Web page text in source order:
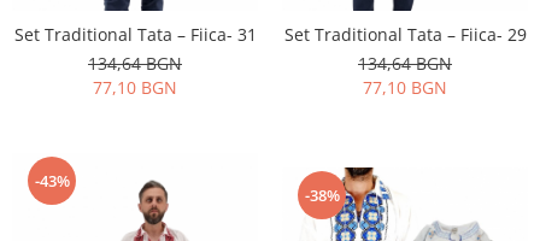
Set Traditional Tata – Fiica- 31
134,64 BGN
77,10 BGN
Set Traditional Tata – Fiica- 29
134,64 BGN
77,10 BGN
-43%
-38%